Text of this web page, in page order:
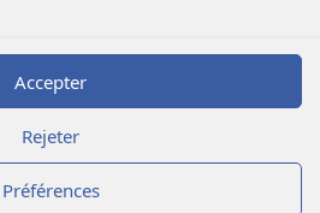
Accepter
Rejeter
Préférences
@2026 | Laboratoire LEREM